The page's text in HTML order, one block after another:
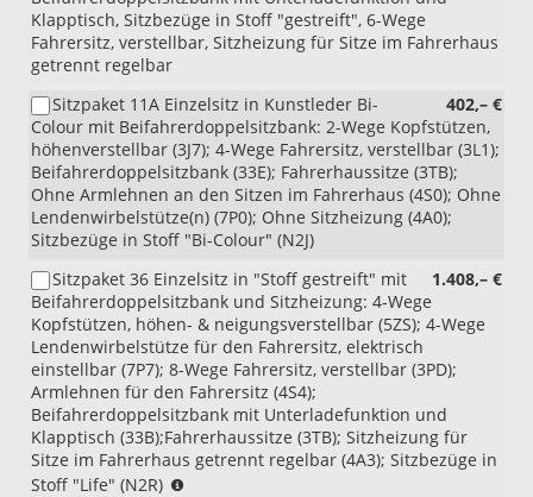
Klapptisch, Sitzbezüge in Stoff "gestreift", 6-Wege
Fahrersitz, verstellbar, Sitzheizung für Sitze im Fahrerhaus
getrennt regelbar
402,– €
Sitzpaket 11A Einzelsitz in Kunstleder Bi-
Colour mit Beifahrerdoppelsitzbank: 2-Wege Kopfstützen,
höhenverstellbar (3J7); 4-Wege Fahrersitz, verstellbar (3L1);
Beifahrerdoppelsitzbank (33E); Fahrerhaussitze (3TB);
Ohne Armlehnen an den Sitzen im Fahrerhaus (4S0); Ohne
Lendenwirbelstütze(n) (7P0); Ohne Sitzheizung (4A0);
Sitzbezüge in Stoff "Bi-Colour" (N2J)
1.408,– €
Sitzpaket 36 Einzelsitz in "Stoff gestreift" mit
Beifahrerdoppelsitzbank und Sitzheizung: 4-Wege
Kopfstützen, höhen- & neigungsverstellbar (5ZS); 4-Wege
Lendenwirbelstütze für den Fahrersitz, elektrisch
einstellbar (7P7); 8-Wege Fahrersitz, verstellbar (3PD);
Armlehnen für den Fahrersitz (4S4);
Beifahrerdoppelsitzbank mit Unterladefunktion und
Klapptisch (33B);Fahrerhaussitze (3TB); Sitzheizung für
Sitze im Fahrerhaus getrennt regelbar (4A3); Sitzbezüge in
Stoff "Life" (N2R)